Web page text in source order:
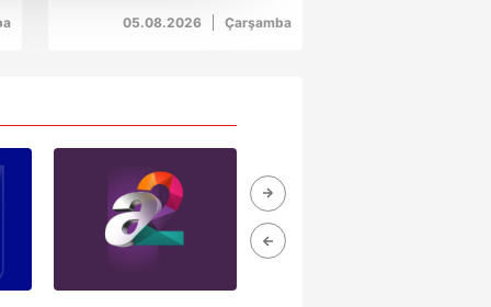
ve sizlere yönelik
detaylı bilgi için Ayarlar
ve sitemizde ilgili
05.08.2026 Çarşamba